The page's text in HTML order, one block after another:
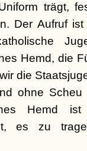
trägt,
Der Aufruf
Hemd, die
die
ohne
Hemd
es zu